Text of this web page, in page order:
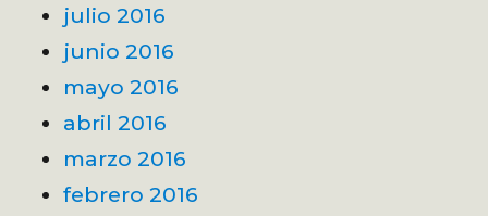
julio 2016
junio 2016
mayo 2016
abril 2016
marzo 2016
febrero 2016